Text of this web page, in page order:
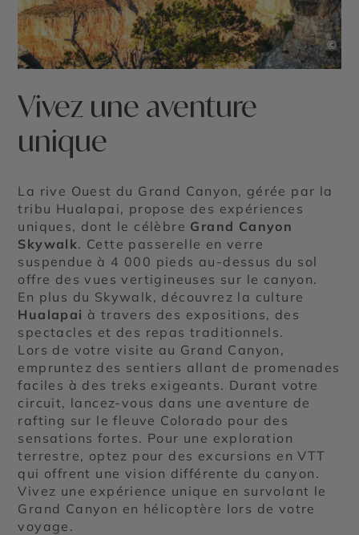
©
Vivez une aventure
unique
La rive Ouest du Grand Canyon, gérée par la
tribu Hualapai, propose des expériences
uniques, dont le célèbre Grand Canyon
Skywalk. Cette passerelle en verre
suspendue à 4 000 pieds au-dessus du sol
offre des vues vertigineuses sur le canyon.
En plus du Skywalk, découvrez la culture
Hualapai à travers des expositions, des
spectacles et des repas traditionnels.
Lors de votre visite au Grand Canyon,
empruntez des sentiers allant de promenades
faciles à des treks exigeants. Durant votre
circuit, lancez-vous dans une aventure de
rafting sur le fleuve Colorado pour des
sensations fortes. Pour une exploration
terrestre, optez pour des excursions en VTT
qui offrent une vision différente du canyon.
Vivez une expérience unique en survolant le
Grand Canyon en hélicoptère lors de votre
voyage.